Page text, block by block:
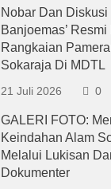
Nobar Dan Diskusi
Banjoemas’
Rangkaian
Sokaraja Di MDTL
21 Juli 2026 0
GALERI FOTO:
Keindahan Alam
Melalui Lukisan
Dokumenter